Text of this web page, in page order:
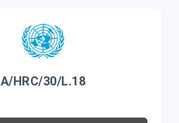
A/HRC/30/L.18